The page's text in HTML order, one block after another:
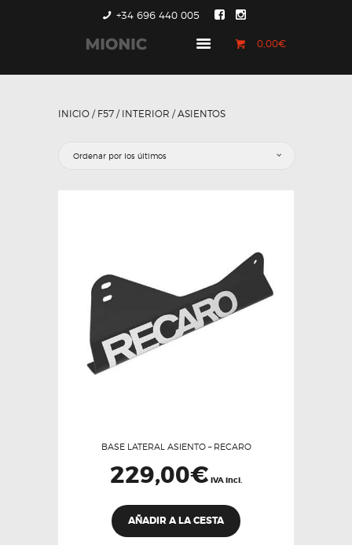
+34 696 440 005
0,00€
GENERACIÓN 1
COUNTRYMAN &
INICIO / F57 / INTERIOR / ASIENTOS
BASE LATERAL ASIENTO – RECARO
229,00€ IVA incl.
AÑADIR A LA CESTA